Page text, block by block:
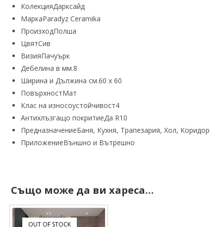
КолекцияДарксайд
МаркаParadyz Ceramika
ПроизходПолша
ЦвятСив
ВизияПачуърк
Дебелина в мм.8
Ширина и Дължина см.60 х 60
ПовърхностМат
Клас на износоустойчивост4
Антихлъзгащо покритиеДа R10
ПредназначениеБаня, Кухня, Трапезария, Хол, Коридор
ПриложениеВъншно и Вътрешно
Също може да ви хареса…
OUT OF STOCK